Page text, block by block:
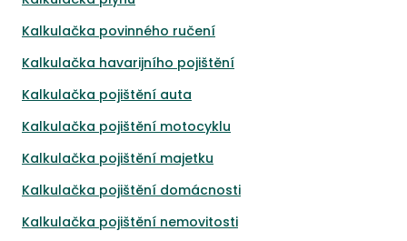
Kalkulačka povinného ručení
Kalkulačka havarijního pojištění
Kalkulačka pojištění auta
Kalkulačka pojištění motocyklu
Kalkulačka pojištění majetku
Kalkulačka pojištění domácnosti
Kalkulačka pojištění nemovitosti